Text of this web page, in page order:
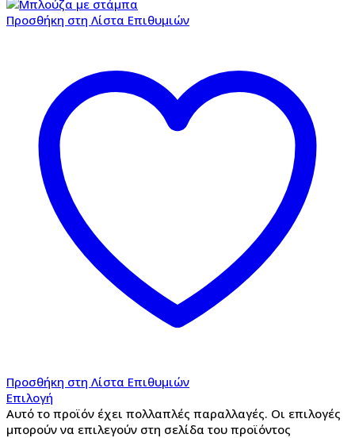
Προσθήκη στη Λίστα Επιθυμιών
Προσθήκη στη Λίστα Επιθυμιών
Επιλογή
Αυτό το προϊόν έχει πολλαπλές παραλλαγές. Οι επιλογές
μπορούν να επιλεγούν στη σελίδα του προϊόντος